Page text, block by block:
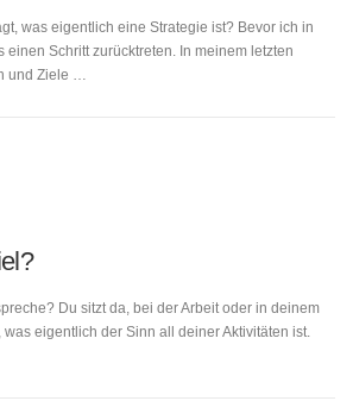
was eigentlich eine Strategie ist? Bevor ich in
einen Schritt zurücktreten. In meinem letzten
und Ziele …
Du sitzt da, bei der Arbeit oder in deinem
eigentlich der Sinn all deiner Aktivitäten ist.